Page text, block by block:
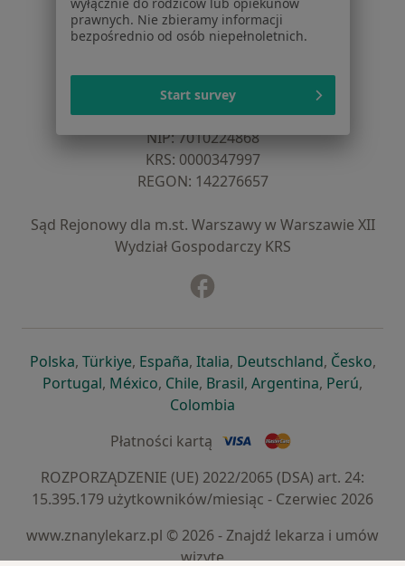
Kontakt ZnanyLekarz - Strona główna
ul. Kolejowa 5/7
01-217 Warszawa, Polska
NIP: ⁠7010224868
KRS: ⁠0000347997
REGON: ⁠142276657
Sąd Rejonowy dla m.st. Warszawy w Warszawie XII
Wydział Gospodarczy KRS
Polskaotwiera się w nowej karcie
, Türkiyeotwiera się w nowej karcie
, Españaotwiera się w nowej karcie
, Italiaotwiera się w nowej
, Deutschlandotwiera się
, Česko,
Portugalotwiera się w nowej karcie
, Méxicootwiera się w nowej karcie
, Chileotwiera się w nowej karcie
, Brasilotwiera się w nowej
, Argentinaotwiera się
, Perú,
Colombia
Płatności kartą
ROZPORZĄDZENIE (UE) 2022/2065 (DSA) art. 24:
15.395.179 użytkowników/miesiąc - Czerwiec 2026
www.znanylekarz.pl © 2026 - Znajdź lekarza i umów
wizytę
wyłącznie do rodziców lub opiekunów
prawnych. Nie zbieramy informacji
bezpośrednio od osób niepełnoletnich.
Start survey